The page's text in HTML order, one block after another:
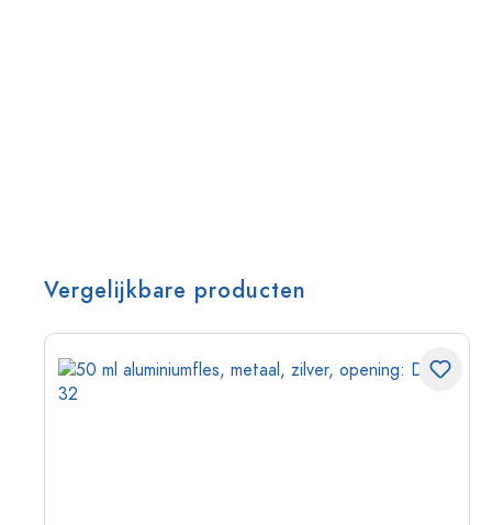
Vergelijkbare producten